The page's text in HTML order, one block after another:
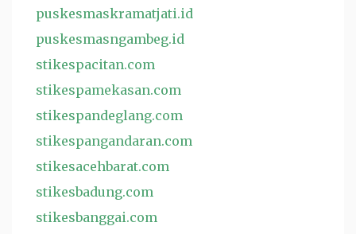
puskesmaskramatjati.id
puskesmasngambeg.id
stikespacitan.com
stikespamekasan.com
stikespandeglang.com
stikespangandaran.com
stikesacehbarat.com
stikesbadung.com
stikesbanggai.com